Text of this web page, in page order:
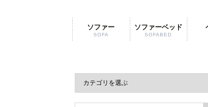
ソファー
SOFA
ソファーベッド
SOFABED